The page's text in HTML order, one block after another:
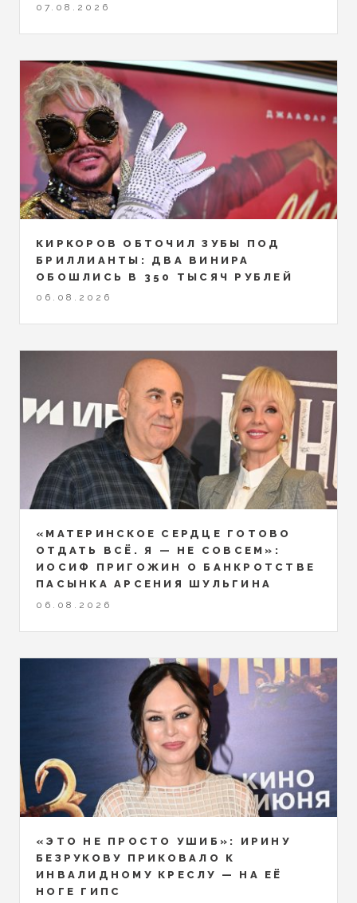
07.08.2026
КИРКОРОВ ОБТОЧИЛ ЗУБЫ ПОД
БРИЛЛИАНТЫ: ДВА ВИНИРА
ОБОШЛИСЬ В 350 ТЫСЯЧ РУБЛЕЙ
06.08.2026
«МАТЕРИНСКОЕ СЕРДЦЕ ГОТОВО
ОТДАТЬ ВСЁ. Я — НЕ СОВСЕМ»:
ИОСИФ ПРИГОЖИН О БАНКРОТСТВЕ
ПАСЫНКА АРСЕНИЯ ШУЛЬГИНА
06.08.2026
«ЭТО НЕ ПРОСТО УШИБ»: ИРИНУ
БЕЗРУКОВУ ПРИКОВАЛО К
ИНВАЛИДНОМУ КРЕСЛУ — НА ЕЁ
НОГЕ ГИПС